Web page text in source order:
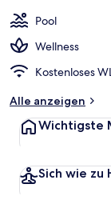
Pool
Wellness
Kostenloses
Alle anzeigen
Wichtigste
Sich wie zu